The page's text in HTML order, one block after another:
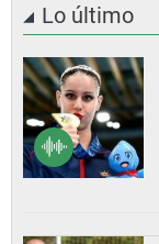
Lo último